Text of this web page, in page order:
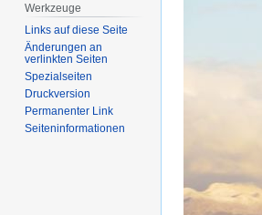
Werkzeuge
Links auf diese Seite
Änderungen an
verlinkten Seiten
Spezialseiten
Druckversion
Permanenter Link
Seiten­informationen